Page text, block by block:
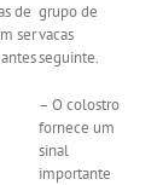
de
ser
grupo de
vacas
seguinte.
– O colostro
fornece um
sinal
importante